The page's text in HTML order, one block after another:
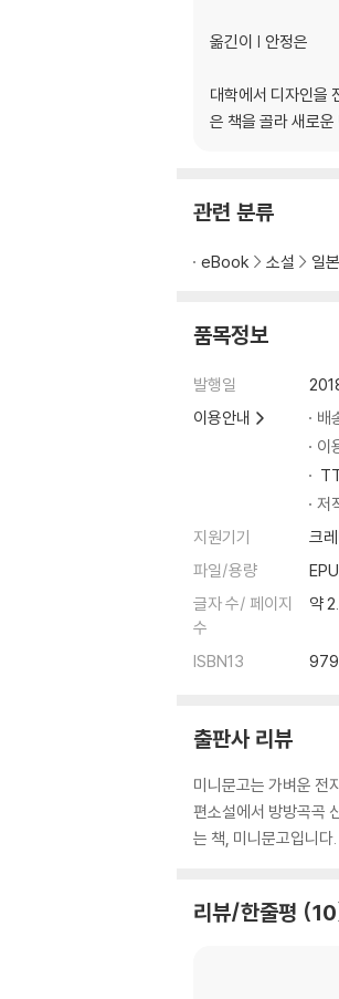
옮긴이 | 안정은
대학에서 디자인을
은 책을 골라 새로운
관련 분류
eBook 소설 일
품목정보
발행일
이용안내
배
이
저
지원기기
크
파일/용량
글자 수/ 페이지
수
약
ISBN13
출판사 리뷰
미니문고는 가벼운 전
편소설에서 방방곡곡
는 책, 미니문고입니다.
리뷰/한줄평 10